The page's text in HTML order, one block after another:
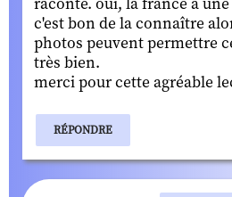
raconté. oui, la france a
c'est bon de la connaître
photos peuvent permettre
très bien.
merci pour cette agréable
RÉPONDRE